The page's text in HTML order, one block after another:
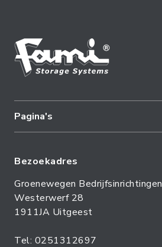
Pagina's
Bezoekadres
Groenewegen Bedrijfsinrichtingen
Westerwerf 28
1911JA Uitgeest
Tel: 0251312697